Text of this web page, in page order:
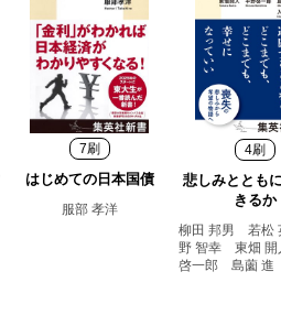
7刷
はじめての日本国債
服部 孝洋
4刷
悲しみととも
きるか
柳田 邦男 若松
野 智幸 東畑
啓一郎 島薗 進